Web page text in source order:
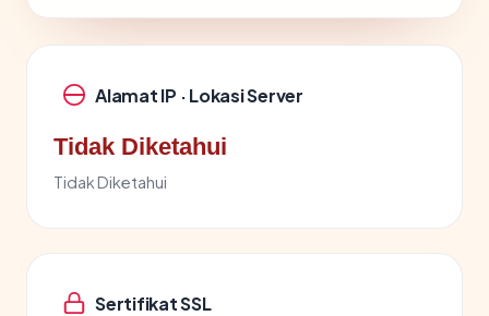
Alamat IP · Lokasi Server
Tidak Diketahui
Tidak Diketahui
Sertifikat SSL